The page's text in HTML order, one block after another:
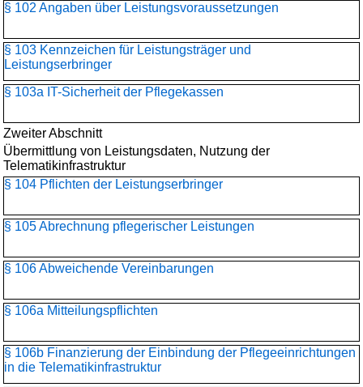
§ 102 Angaben über Leistungsvoraussetzungen
§ 103 Kennzeichen für Leistungsträger und
Leistungserbringer
§ 103a IT-Sicherheit der Pflegekassen
Zweiter Abschnitt
Übermittlung von Leistungsdaten, Nutzung der
Telematikinfrastruktur
§ 104 Pflichten der Leistungserbringer
§ 105 Abrechnung pflegerischer Leistungen
§ 106 Abweichende Vereinbarungen
§ 106a Mitteilungspflichten
§ 106b Finanzierung der Einbindung der Pflegeeinrichtungen
in die Telematikinfrastruktur